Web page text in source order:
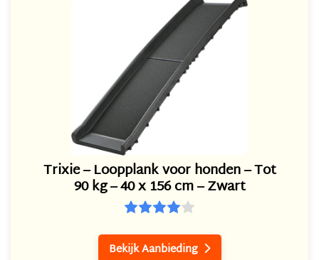
Trixie – Loopplank voor honden – Tot
90 kg – 40 x 156 cm – Zwart
Bekijk Aanbieding 